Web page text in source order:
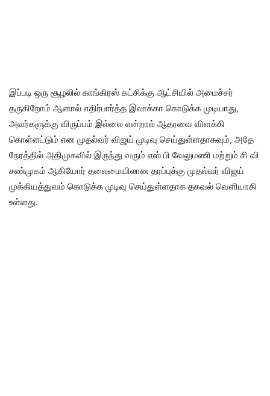
இப்படி ஒரு சூழலில் காங்கிரஸ் கட்சிக்கு ஆட்சியில் அமைச்சர்
தருகிறோம் ஆனால் எதிர்பார்த்த இலாக்கா கொடுக்க முடியாது,
அவர்களுக்கு விருப்பம் இல்லை என்றால் ஆதரவை விளக்கி
கொள்ளட்டும் என முதல்வர் விஜய் முடிவு செய்துள்ளதாகவும், அதே
நேரத்தில் அதிமுகவில் இருந்து வரும் எஸ் பி வேலுமணி மற்றும் சி வி
சண்முகம் ஆகியோர் தலைமையிலான தரப்புக்கு முதல்வர் விஜய்
முக்கியத்துவம் கொடுக்க முடிவு செய்துள்ளதாக தகவல் வெளியாகி
உள்ளது.